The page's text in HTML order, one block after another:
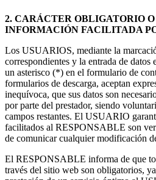
2. CARÁCTER OBLIGATORIO
INFORMACIÓN FACILITADA
Los USUARIOS, mediante la
correspondientes y la entrada de datos
un asterisco (*) en el formulario de
formularios de descarga, aceptan
inequívoca, que sus datos son
por parte del prestador, siendo
campos restantes. El USUARIO
facilitados al RESPONSABLE son
de comunicar cualquier modificación
El RESPONSABLE informa de que
través del sitio web son obligatorios,